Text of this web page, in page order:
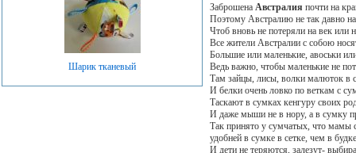
Шарик тканевый
Заброшена Австралия почти на
Поэтому Австралию не так давно
Чтоб вновь не потеряли на век или
Все жители Австралии с собою
Большие или маленькие, авоськи
Ведь важно, чтобы маленькие не
Там зайцы, лисы, волки малюток в
И белки очень ловко по веткам с
Таскают в сумках кенгуру своих
И даже мыши не в нору, а в сумку
Так принято у сумчатых, что мамы
удобней в сумке в сетке, чем в
И дети не теряются, залезут-